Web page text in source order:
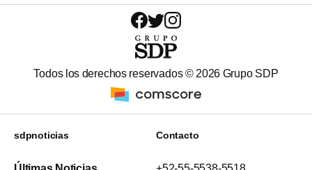
Todos los derechos reservados © 2026 Grupo SDP
sdpnoticias Contacto